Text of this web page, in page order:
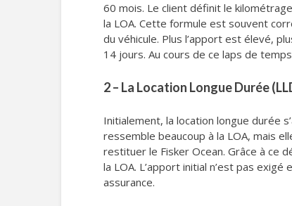
60 mois. Le client définit le
la LOA. Cette formule est souvent
du véhicule. Plus l’apport est élevé,
14 jours. Au cours de ce laps de
2 – La Location Longue Durée
Initialement, la location longue durée
ressemble beaucoup à la LOA, mais
restituer le Fisker Ocean. Grâce à ce
la LOA. L’apport initial n’est pas
assurance.